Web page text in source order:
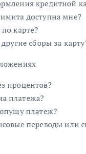
кредитной
доступна мне?
карте?
сборы за
процентов?
платежа?
платеж?
переводы или